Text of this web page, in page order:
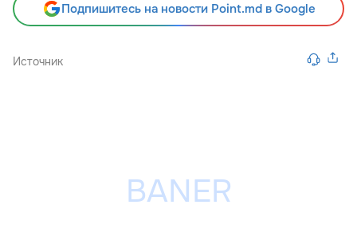
Подпишитесь на новости Point.md в Google
Источник